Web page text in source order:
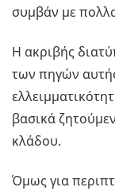
συμβάν με
Η ακριβής
των πηγών
βασικά
κλάδου.
Όμως για